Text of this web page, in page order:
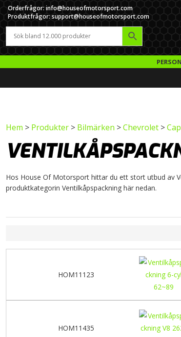
Orderfrågor: info@houseofmotorsport.com
Produktfrågor: support@houseofmotorsport.com
Hem > Produkter > Bilmärken >Chevrolet >
Hos House Of Motorsport hittar du ett stort utbud av
produktkategorin Ventilkåpspackning här nedan.
HOM11123
HOM11435